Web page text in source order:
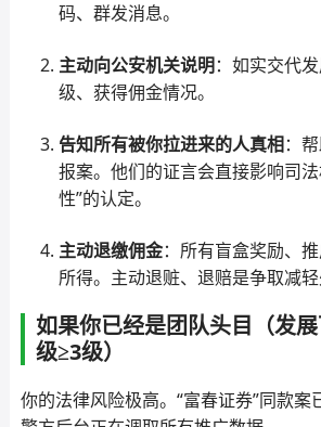
码、群发消息。
主动向公安机关说明：如实交代
级、获得佣金情况。
告知所有被你拉进来的人真相：
报案。他们的证言会直接影响司
性”的认定。
主动退缴佣金：所有盲盒奖励、
所得。主动退赃、退赔是争取减轻
如果你已经是团队头目（发
级≥3级）
你的法律风险极高。“富春证券”同款案